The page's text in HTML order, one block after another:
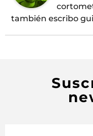
también escribo